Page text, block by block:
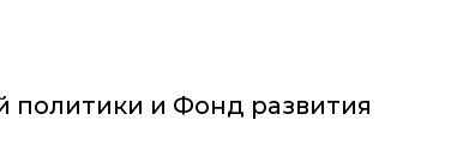
политики и Фонд развития